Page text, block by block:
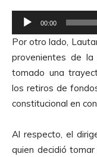
t
r
d
e
A
u
o
e
p
r
o
d
u
t
00:00
Por otro lado,
provenientes de
tomado una
los retiros de
constitucional en
Al respecto, el
quien decidió